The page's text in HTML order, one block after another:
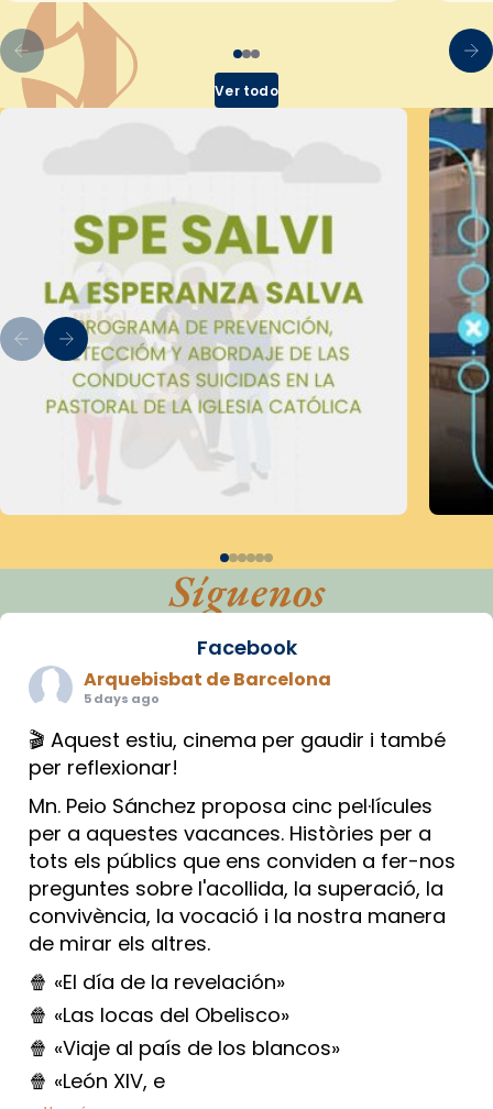
Ver todo
Síguenos
Facebook
Arquebisbat de Barcelona
5 days ago
🎬 Aquest estiu, cinema per gaudir i també
per reflexionar!
Mn. Peio Sánchez proposa cinc pel·lícules
per a aquestes vacances. Històries per a
tots els públics que ens conviden a fer-nos
preguntes sobre l'acollida, la superació, la
convivència, la vocació i la nostra manera
de mirar els altres.
🍿 «El día de la revelación»
🍿 «Las locas del Obelisco»
🍿 «Viaje al país de los blancos»
🍿 «León XIV, e